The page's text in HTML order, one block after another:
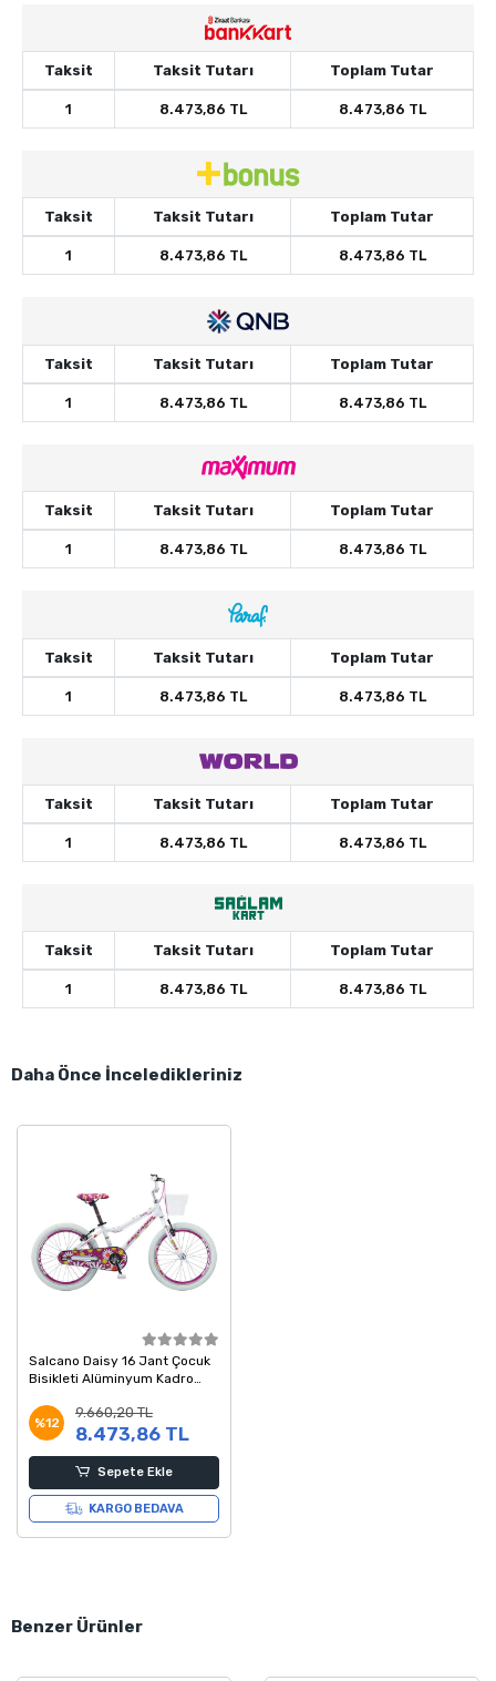
Taksit Taksit Tutarı Toplam Tutar
1 8.473,86 TL 8.473,86 TL
Taksit Taksit Tutarı Toplam Tutar
1 8.473,86 TL 8.473,86 TL
Taksit Taksit Tutarı Toplam Tutar
1 8.473,86 TL 8.473,86 TL
Taksit Taksit Tutarı Toplam Tutar
1 8.473,86 TL 8.473,86 TL
Taksit Taksit Tutarı Toplam Tutar
1 8.473,86 TL 8.473,86 TL
Taksit Taksit Tutarı Toplam Tutar
1 8.473,86 TL 8.473,86 TL
Taksit Taksit Tutarı Toplam Tutar
1 8.473,86 TL 8.473,86 TL
Daha Önce İnceledikleriniz
Salcano Daisy 16 Jant Çocuk
Bisikleti Alüminyum Kadro
%12
9.660,20 TL
8.473,86 TL
Sepete Ekle
KARGO BEDAVA
Benzer Ürünler